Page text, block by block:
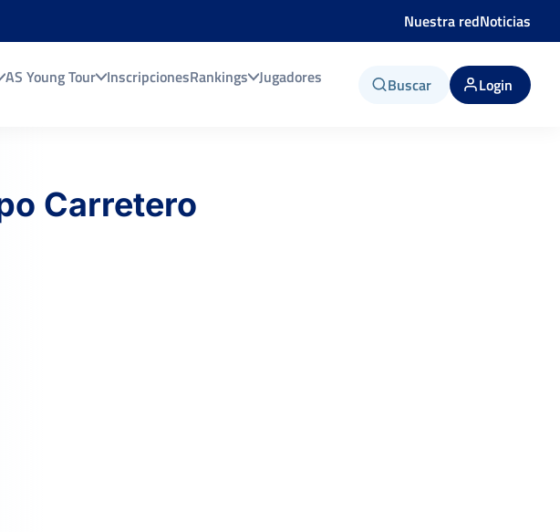
Nuestra redNoticias
AS Young Tour InscripcionesRankings Jugadores Buscar Login
Carretero